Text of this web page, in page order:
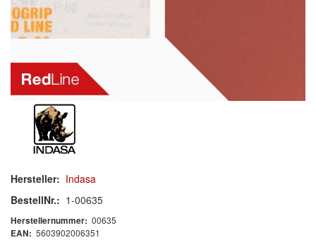
Polieren
Werkzeug & Maschinen
Reinigen
Arbeitsschutz
Luftfilter
Mischfarben
Restposten
Hersteller: Indasa
BestellNr.: 1-00635
Herstellernummer: 00635
EAN: 5603902006351